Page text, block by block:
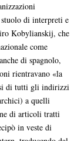
di interpreti e
Kobylianskij, che
come
di spagnolo,
rientravano «la
di tutti gli indirizzi
a quelli
di articoli tratti
in veste di